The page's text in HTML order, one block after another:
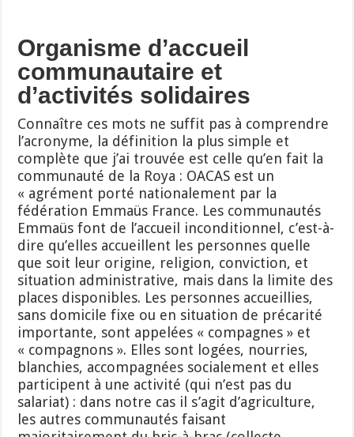
Organisme d’accueil
communautaire et
d’activités solidaires
Connaître ces mots ne suffit pas à comprendre
l’acronyme, la définition la plus simple et
complète que j’ai trouvée est celle qu’en fait la
communauté de la Roya : OACAS est un
« agrément porté nationalement par la
fédération Emmaüs France. Les communautés
Emmaüs font de l’accueil inconditionnel, c’est-à-
dire qu’elles accueillent les personnes quelle
que soit leur origine, religion, conviction, et
situation administrative, mais dans la limite des
places disponibles. Les personnes accueillies,
sans domicile fixe ou en situation de précarité
importante, sont appelées « compagnes » et
« compagnons ». Elles sont logées, nourries,
blanchies, accompagnées socialement et elles
participent à une activité (qui n’est pas du
salariat) : dans notre cas il s’agit d’agriculture,
les autres communautés faisant